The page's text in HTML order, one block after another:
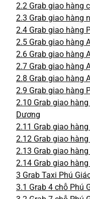
2.2 Grab giao hàng
2.3 Grab giao hàng
2.4 Grab giao hàng
2.5 Grab giao hàng
2.6 Grab giao hàng
2.7 Grab giao hàng
2.8 Grab giao hàng
2.9 Grab giao hàng
2.10 Grab giao
Dương
2.11 Grab giao
2.12 Grab giao
2.13 Grab giao
2.14 Grab giao
3 Grab Taxi Phú
3.1 Grab 4 chỗ Phú